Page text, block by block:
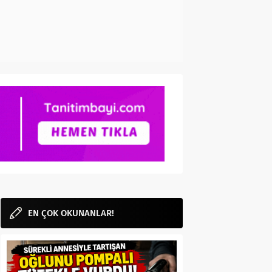
EN ÇOK OKUNANLAR!